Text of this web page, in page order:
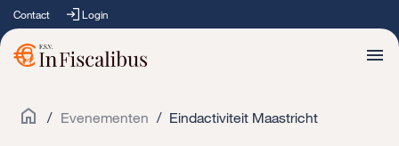
Contact Login
/ Evenementen / Eindactiviteit Maastricht